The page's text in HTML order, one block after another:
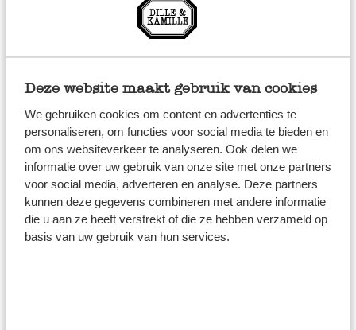
Deze website maakt gebruik van cookies
We gebruiken cookies om content en advertenties te
personaliseren, om functies voor social media te bieden en
om ons websiteverkeer te analyseren. Ook delen we
informatie over uw gebruik van onze site met onze partners
voor social media, adverteren en analyse. Deze partners
kunnen deze gegevens combineren met andere informatie
die u aan ze heeft verstrekt of die ze hebben verzameld op
basis van uw gebruik van hun services.
met een klein beetje mangochutney maak je van een
simpel broodje iets bijzonders. En natuurlijk is ook deze
chutney een goede toevoeging op de borrelplank. Of
wat chutney door een goede mayonaise en voeg wat
fijngeknipte koriander toe.
Biologische aardbeienchutney
Heel bijzonder van smaak, is deze chutney boordevol
aardbeien, met een vleug zwarte komijn. Een beetje zoet,